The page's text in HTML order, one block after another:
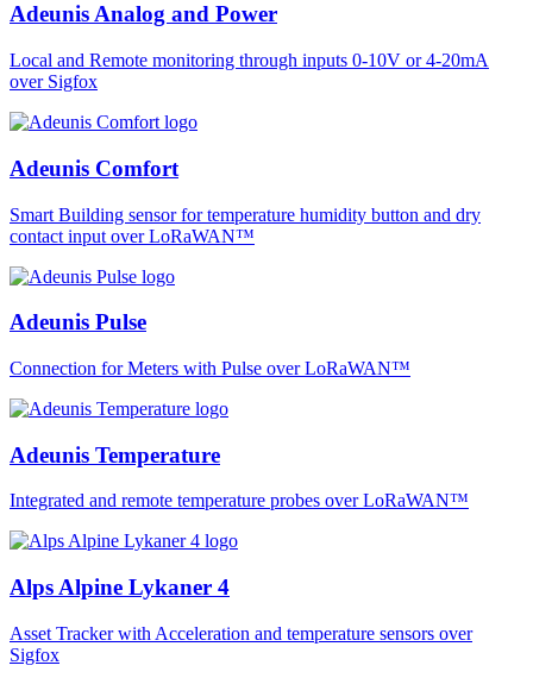
Adeunis Analog and Power
Local and Remote monitoring through inputs 0-10V or 4-20mA
over Sigfox
Adeunis Comfort
Smart Building sensor for temperature humidity button and dry
contact input over LoRaWAN™
Adeunis Pulse
Connection for Meters with Pulse over LoRaWAN™
Adeunis Temperature
Integrated and remote temperature probes over LoRaWAN™
Alps Alpine Lykaner 4
Asset Tracker with Acceleration and temperature sensors over
Sigfox